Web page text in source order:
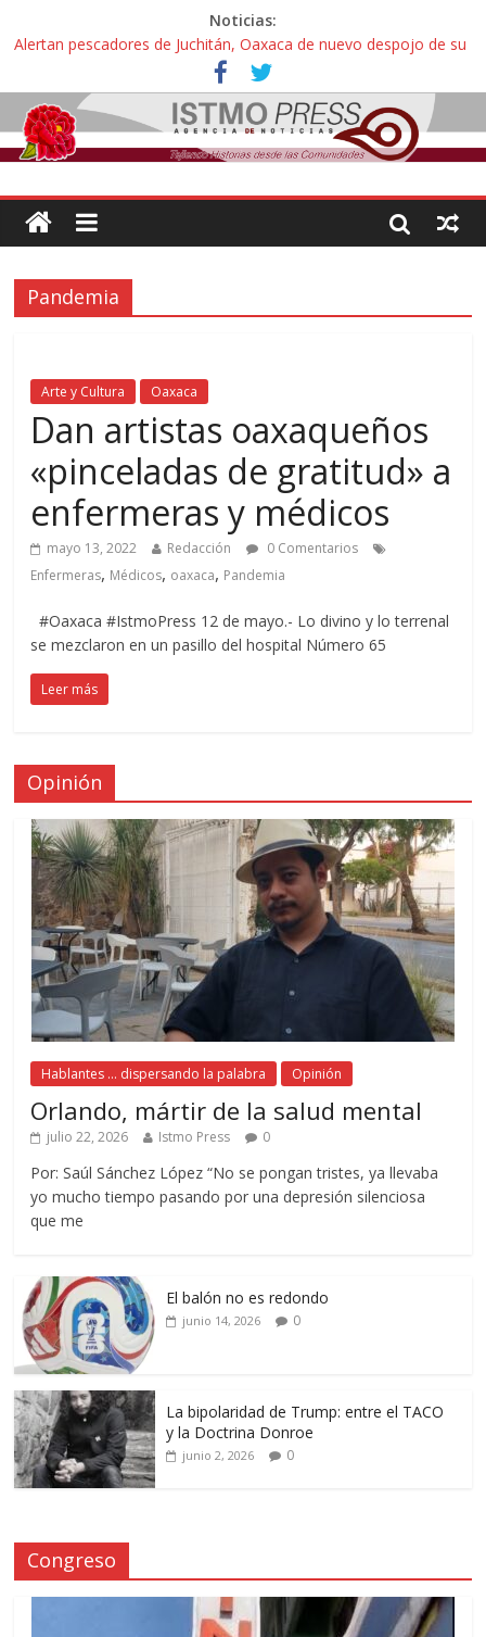
Noticias:
Alertan pescadores de Juchitán, Oaxaca de nuevo despojo de su
territorio para construir un parque eólico
Pescadores y comuneros ikoots detienen la extracción ilegal de
material pétreo de gravera Oyamel
Un nuevo derrame de hidrocarburo afecta a Salina Cruz, Oaxaca;
ahora pescadores de Salinas del Marqués denuncian daños de
🎧Capítulo 2 : CUIDAR A MI HIJA CON SÍNDROME DE DOWN
Familiares de periodista Alejandro Leyva asesinado en Oaxaca
Pandemia
Arte y Cultura Oaxaca
Dan artistas oaxaqueños
«pinceladas de gratitud» a
enfermeras y médicos
mayo 13, 2022 Redacción
0 Comentarios
Enfermeras, Médicos, oaxaca, Pandemia
#Oaxaca #IstmoPress 12 de mayo.- Lo divino y lo terrenal
se mezclaron en un pasillo del hospital Número 65
Leer más
Opinión
Hablantes ... dispersando la palabra Opinión
Orlando, mártir de la salud mental
julio 22, 2026 Istmo Press 0
Por: Saúl Sánchez López “No se pongan tristes, ya llevaba
yo mucho tiempo pasando por una depresión silenciosa
que me
El balón no es redondo
junio 14, 2026 0
La bipolaridad de Trump: entre el TACO
y la Doctrina Donroe
junio 2, 2026 0
Congreso